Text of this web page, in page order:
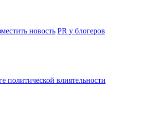
новость PR у блогеров
политической влиятельности